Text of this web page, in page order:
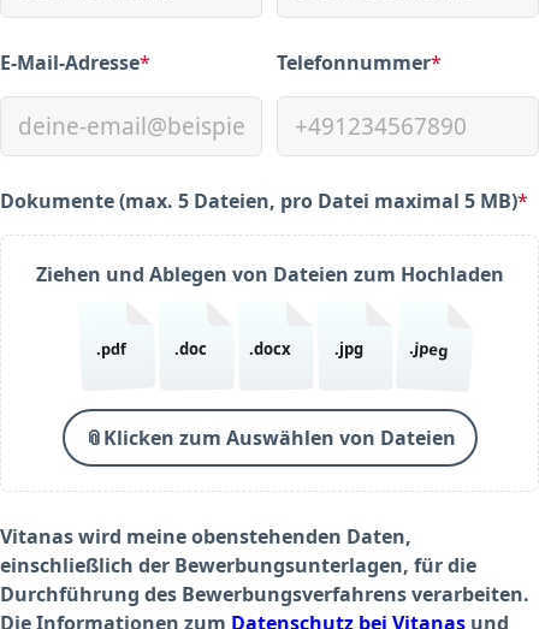
E-Mail-Adresse*
(required) Telefonnummer*
(required)
Dokumente (max. 5 Dateien, pro Datei maximal 5 MB)*
(required)
Ziehen und Ablegen von Dateien zum Hochladen
.pdf .doc .docx .jpg .jpeg
📎Klicken zum Auswählen von Dateien
Vitanas wird meine obenstehenden Daten,
einschließlich der Bewerbungsunterlagen, für die
Durchführung des Bewerbungsverfahrens verarbeiten.
Die Informationen zum Datenschutz bei Vitanas und